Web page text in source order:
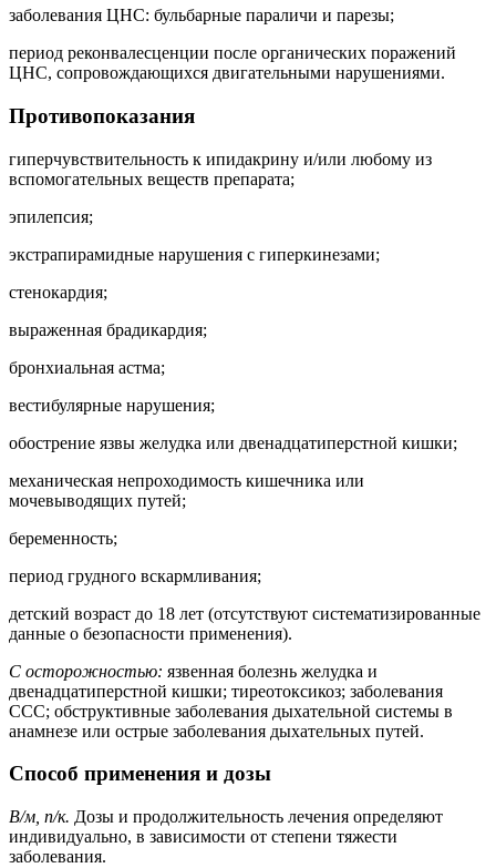
заболевания ЦНС: бульбарные параличи и парезы;
период реконвалесценции после органических поражений
ЦНС, сопровождающихся двигательными нарушениями.
Противопоказания
гиперчувствительность к ипидакрину и/или любому из
вспомогательных веществ препарата;
эпилепсия;
экстрапирамидные нарушения с гиперкинезами;
стенокардия;
выраженная брадикардия;
бронхиальная астма;
вестибулярные нарушения;
обострение язвы желудка или двенадцатиперстной кишки;
механическая непроходимость кишечника или
мочевыводящих путей;
беременность;
период грудного вскармливания;
детский возраст до 18 лет (отсутствуют систематизированные
данные о безопасности применения).
С осторожностью: язвенная болезнь желудка и
двенадцатиперстной кишки; тиреотоксикоз; заболевания
ССС; обструктивные заболевания дыхательной системы в
анамнезе или острые заболевания дыхательных путей.
Способ применения и дозы
В/м, п/к. Дозы и продолжительность лечения определяют
индивидуально, в зависимости от степени тяжести
заболевания.